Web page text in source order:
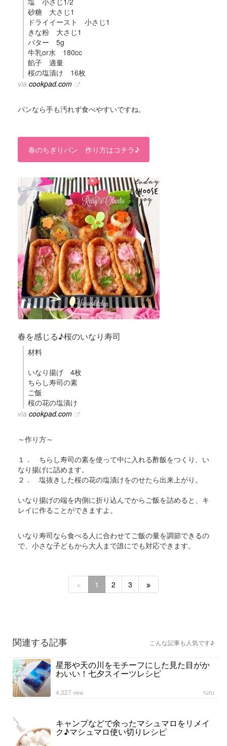
砂糖 大さじ1
ドライイースト 小さじ1
きな粉 大さじ1
バター 5g
牛乳or水 180cc
餡子 適量
桜の塩漬け 16枚
via cookpad.com
パンなら手も汚れず食べやすいですね。
春のちぎりパン 作り方はコチラ♪
春を感じる♪桜のいなり寿司
材料
いなり揚げ 4枚
ちらし寿司の素
ご飯
桜の花の塩漬け
via cookpad.com
～作り方～
１． ちらし寿司の素を使って中に入れる酢飯をつくり、い
なり揚げに詰めます。
２． 塩抜きした桜の花の塩漬けをのせたら出来上がり。
いなり揚げの端を内側に折り込んでからご飯を詰めると、キ
レイに作ることができますよ。
いなり寿司なら食べる人に合わせてご飯の量を調節できるの
で、小さな子どもから大人まで誰にでも対応できます。
1 2 3
関連する記事 こんな記事も人気です♪
星形や天の川をモチーフにした見た目がか
わいい！七夕スイーツレシピ
ruru
4,327 view
キャンプなどで余ったマシュマロをリメイ
ク♪マシュマロ使い切りレシピ